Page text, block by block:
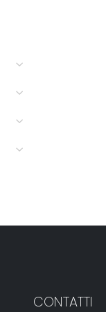
CONTATTI